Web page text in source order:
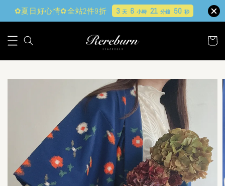
✿夏日好心情✿全站2件9折 3 天 6 小時 21 分鐘 48 秒